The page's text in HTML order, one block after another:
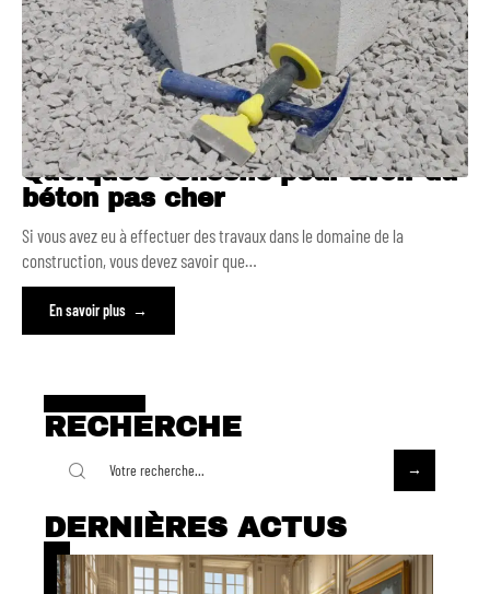
Quelques conseils pour avoir du
béton pas cher
Si vous avez eu à effectuer des travaux dans le domaine de la
construction, vous devez savoir que…
En savoir plus
RECHERCHE
DERNIÈRES ACTUS